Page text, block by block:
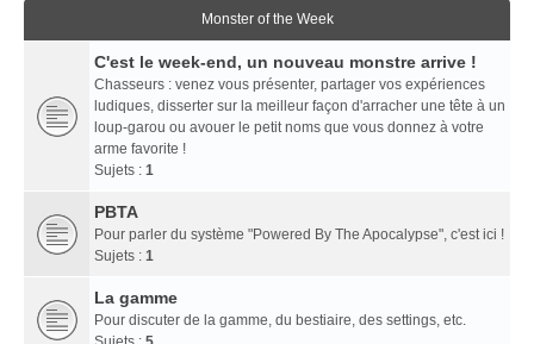
Monster of the Week
C'est le week-end, un nouveau monstre arrive !
Chasseurs : venez vous présenter, partager vos expériences
ludiques, disserter sur la meilleur façon d'arracher une tête à un
loup-garou ou avouer le petit noms que vous donnez à votre
arme favorite !
Sujets : 1
PBTA
Pour parler du système "Powered By The Apocalypse", c'est ici !
Sujets : 1
La gamme
Pour discuter de la gamme, du bestiaire, des settings, etc.